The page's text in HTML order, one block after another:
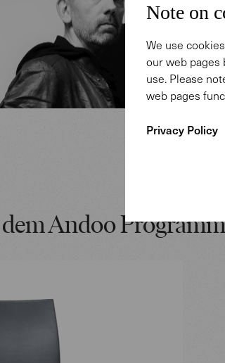
Andoo Programm
Note on
We use
our web pages
use. Please
web pages
Privacy Policy